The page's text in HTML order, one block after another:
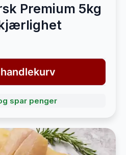
Premium 5kg
spar penger